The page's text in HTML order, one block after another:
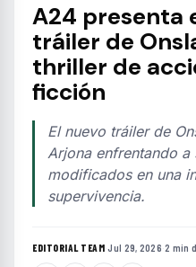
A24 presenta
tráiler de
thriller de
ficción
El nuevo tráiler de
Arjona enfrentando a
modificados en una
supervivencia.
EDITORIAL TEAM·Jul 29, 2026·2 min